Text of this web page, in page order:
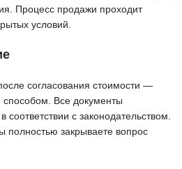
Процесс продажи проходит
условий.
согласования стоимости —
Все документы
с законодательством.
полностью закрываете вопрос